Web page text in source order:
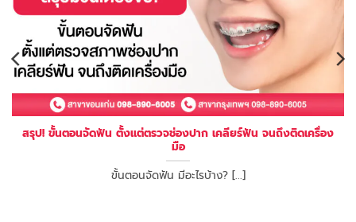
สรุป! ขั้นตอนจัดฟัน ตั้งแต่ตรวจช่องปาก เคลียร์ฟัน จนถึงติดเครื่อง
มือ
ขั้นตอนจัดฟัน มีอะไรบ้าง? [...]